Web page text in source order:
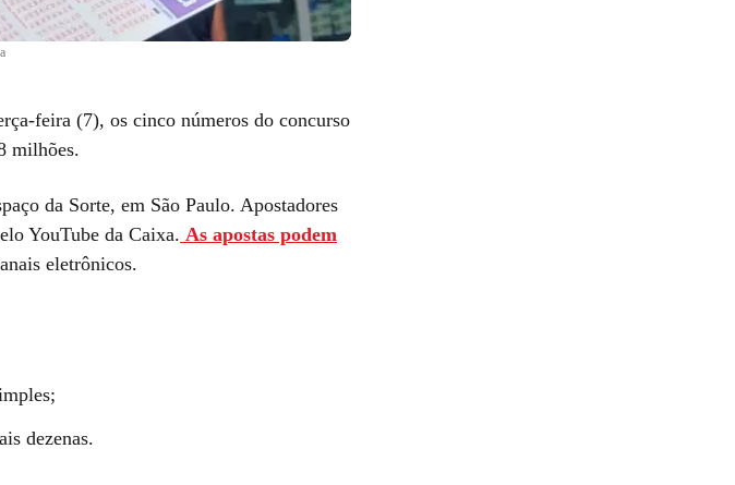
feira (7), os cinco números do concurso
milhões.
da Sorte, em São Paulo. Apostadores
YouTube da Caixa. As apostas podem
eletrônicos.
dezenas.